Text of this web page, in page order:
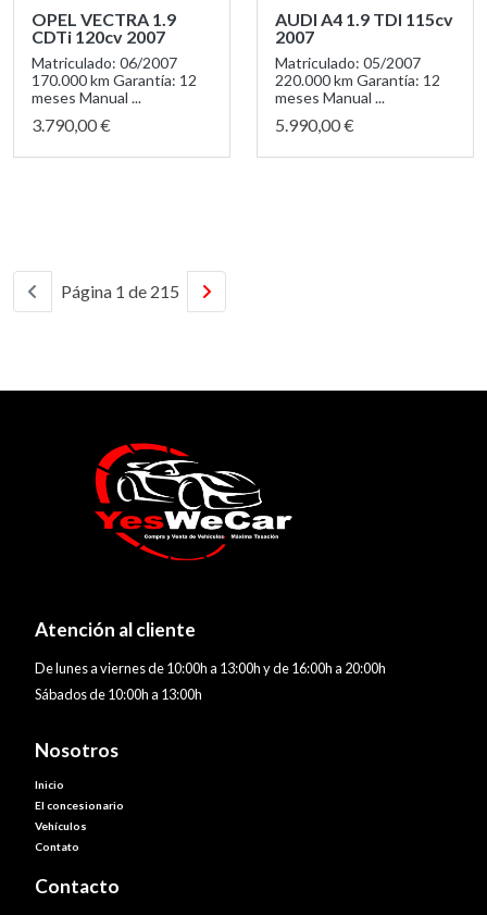
OPEL VECTRA 1.9
CDTi 120cv 2007
Matriculado: 06/2007
170.000 km Garantía: 12
meses Manual ...
3.790,00 €
AUDI A4 1.9 TDI 115cv
2007
Matriculado: 05/2007
220.000 km Garantía: 12
meses Manual ...
5.990,00 €
Página 1 de 215
Atención al cliente
De lunes a viernes de 10:00h a 13:00h y de 16:00h a 20:00h
Sábados de 10:00h a 13:00h
Nosotros
Inicio
El concesionario
Vehículos
Contato
Contacto